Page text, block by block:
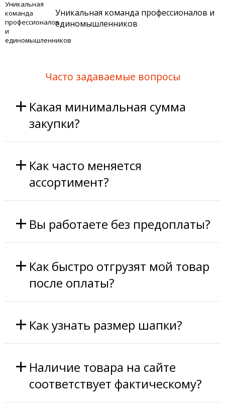
Уникальная команда профессионалов и
единомышленников
Часто задаваемые вопросы
+ Какая минимальная сумма
закупки?
+ Как часто меняется
ассортимент?
+ Вы работаете без предоплаты?
+ Как быстро отгрузят мой товар
после оплаты?
+ Как узнать размер шапки?
+ Наличие товара на сайте
соответствует фактическому?